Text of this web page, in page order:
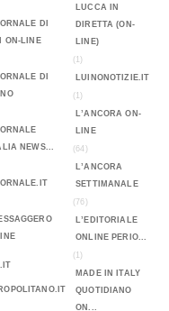
DI
ON-LINE
DI
NEWS...
LUCCA IN
DIRETTA (ON-
LINE)
(1)
LUINONOTIZIE.IT
(1)
L’ANCORA ON-
LINE
(64)
L’ANCORA
SETTIMANALE
(76)
L’EDITORIALE
ONLINE PERIO...
(1)
MADE IN ITALY
QUOTIDIANO
ON...